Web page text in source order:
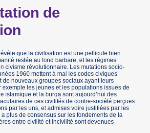
de
que la civilisation est une pellicule bien
restée au fond barbare, et les régimes
civisme révolutionnaire. Les mutations socio-
1960 mettent à mal les codes civiques
de nouveaux groupes sociaux ayant leurs
exemple les jeunes et les populations issues de
islamique et la burqa sont aujourd’hui des
de ces civilités de contre-société perçues
par les uns, et admises voire justifiées par les
a plus de consensus sur les fondements de la
entre civilité et incivilité sont devenues